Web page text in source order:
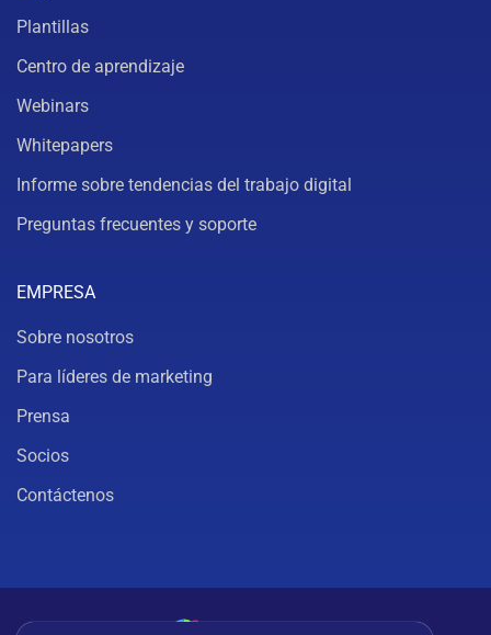
Plantillas
Centro de aprendizaje
Webinars
Whitepapers
Informe sobre tendencias del trabajo digital
Preguntas frecuentes y soporte
EMPRESA
Sobre nosotros
Para líderes de marketing
Prensa
Socios
Contáctenos